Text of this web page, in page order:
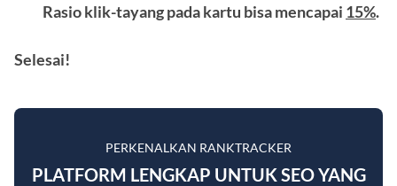
Rasio klik-tayang pada kartu bisa mencapai 15%.
Selesai!
PERKENALKAN RANKTRACKER
PLATFORM LENGKAP UNTUK SEO YANG